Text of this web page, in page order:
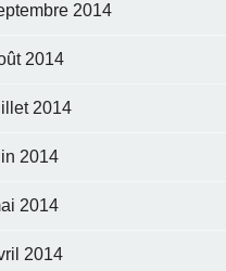
2014
2014
2014
2014
2014
2014